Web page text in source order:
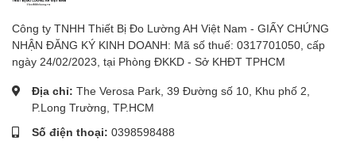
Công ty TNHH Thiết Bị Đo Lường AH Việt Nam - GIẤY CHỨNG
NHẬN ĐĂNG KÝ KINH DOANH: Mã số thuế: 0317701050, cấp
ngày 24/02/2023, tại Phòng ĐKKD - Sở KHĐT TPHCM
Địa chỉ: The Verosa Park, 39 Đường số 10, Khu phố 2,
P.Long Trường, TP.HCM
Số điện thoại: 0398598488